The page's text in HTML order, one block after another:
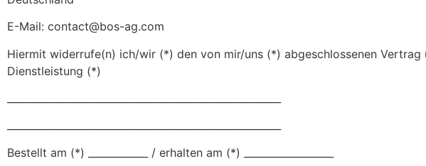
E-Mail: contact@bos-ag.com
Hiermit widerrufe(n) ich/wir (*) den von mir/uns (*) abgeschlossenen
Dienstleistung (*)
Bestellt am (*) ____________ / erhalten am (*) __________________